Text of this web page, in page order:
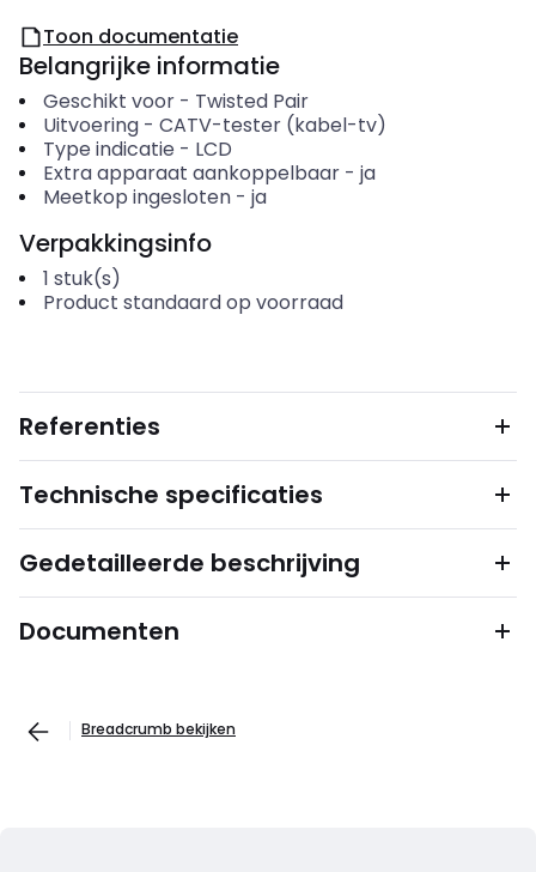
Toon documentatie
Belangrijke informatie
Geschikt voor- Twisted Pair
Uitvoering- CATV-tester (kabel-tv)
Type indicatie - LCD
Extra apparaat aankoppelbaar- ja
Meetkop ingesloten- ja
Verpakkingsinfo
1 stuk(s)
Product standaard op voorraad
Referenties
Technische specificaties
Gedetailleerde beschrijving
Documenten
Breadcrumb bekijken